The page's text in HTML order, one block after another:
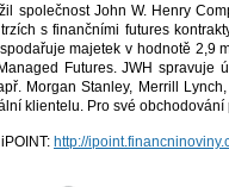
společnost John W. Henry
s finančními futures
majetek v hodnotě 2,9
Futures. JWH spravuje
Morgan Stanley, Merrill
klientelu. Pro své obchodování
http://